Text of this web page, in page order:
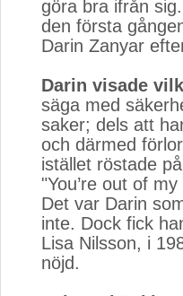
göra bra ifrån
den första
Darin Zanyar
Darin visade
säga med
saker; dels att
och därmed
istället röstade
"You’re out of
Det var Darin
inte. Dock fick
Lisa Nilsson, i
nöjd.